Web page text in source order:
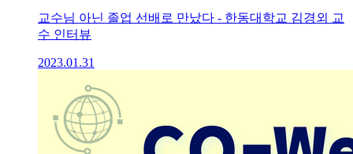
교수님 아닌 졸업 선배로 만났다 - 한동대학교 김경외 교
수 인터뷰
2023.01.31